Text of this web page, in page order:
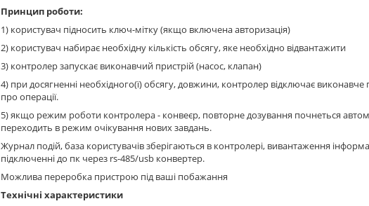
Принцип роботи:
1) користувач підносить ключ-мітку (якщо включена авторизація)
2) користувач набирає необхідну кількість обсягу, яке необхідно відвантажити
3) контролер запускає виконавчий пристрій (насос, клапан)
4) при досягненні необхідного(ї) обсягу, довжини, контролер відключає
про операції.
5) якщо режим роботи контролера - конвеєр, повторне дозування почнеться
переходить в режим очікування нових завдань.
Журнал подій, база користувачів зберігаються в контролері, вивантаження
підключенні до пк через rs-485/usb конвертер.
Можлива переробка пристрою під ваші побажання
Технічні характеристики